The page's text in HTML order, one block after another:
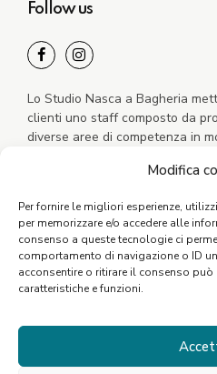
Modifica
Per fornire le migliori esperienze,
per memorizzare e/o accedere alle
consenso a queste tecnologie ci
comportamento di navigazione o ID
acconsentire o ritirare il consenso
caratteristiche e funzioni.
Follow us
Lo Studio Nasca a Bagheria
clienti uno staff composto da
diverse aree di competenza in